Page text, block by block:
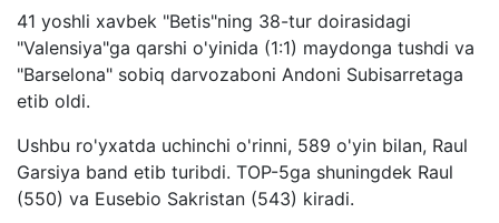
41 yoshli xavbek "Betis"ning 38-tur doirasidagi
"Valensiya"ga qarshi o'yinida (1:1) maydonga tushdi va
"Barselona" sobiq darvozaboni Andoni Subisarretaga
etib oldi.
Ushbu ro'yxatda uchinchi o'rinni, 589 o'yin bilan, Raul
Garsiya band etib turibdi. TOP-5ga shuningdek Raul
(550) va Eusebio Sakristan (543) kiradi.